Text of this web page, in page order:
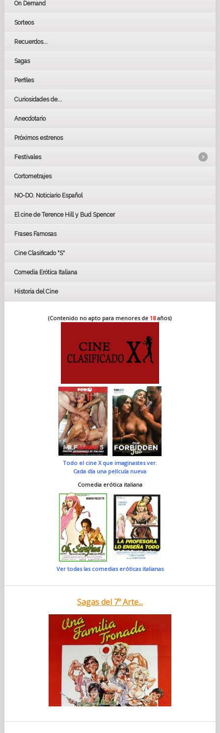
On Demand
Sorteos
Recuerdos...
Sagas
Perfiles
Curiosidades de...
Anecdotario
Próximos estrenos
Festivales
LOS OSCARS
GOYAS
BAFTA
Cortometrajes
NO-DO. Noticiario Español
El cine de Terence Hill y Bud Spencer
Frases Famosas
Cine Clasificado "S"
Comedia Erótica Italiana
Historia del Cine
(Contenido no apto para menores de 18años)
Todo el cine X que imaginastes ver.
Cada día una película nueva
Comedia erótica italiana
Ver todas las comedias eróticas italianas
Sagas del 7º Arte...